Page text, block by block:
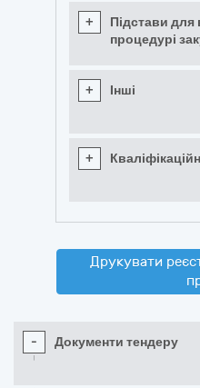
+
Підстави для
процедурі
+ Інші
+
Друкувати
- Документи тендеру